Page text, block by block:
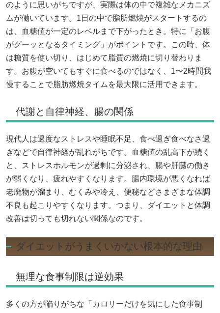
のように思いがちですが、実際は体の中で複雑なメカニズ
ムが働いています。1日の中で脂肪燃焼がスタートするの
は、血糖値が一定のレベルまで下がったとき。特に「お腹
がグーッとなるタイミング」がポイントです。この時、体
は糖質を使い切り、はじめて脂質の燃焼に切り替わりま
す。お腹が空いてもすぐに食べるのではなく、1〜2時間我
慢することで脂肪燃焼タイムを最大限に活用できます。
代謝と自律神経、腸の関係
現代人は過度なストレスや睡眠不足、食べ過ぎ食べなさ過
ぎなどで自律神経が乱れがちです。血糖値の乱高下が続く
と、ストレスホルモンが過剰に分泌され、腸や肝臓の働き
が弱くなり、疲れやすくなります。腸内環境が悪くなれば
老廃物が溜まり、むくみや冷え、便秘などさまざまな体調
不良も起こりやすくなります。つまり、ダイエットと体調
改善は切っても切れない関係なのです。
ダイエットがうまくいかない根本的な理由
無理な食事制限は逆効果
多くの方が陥りがちな「カロリーだけを気にした食事制